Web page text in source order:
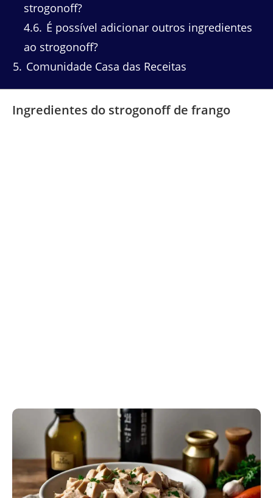
strogonoff?
4.6 É possível adicionar outros ingredientes
ao strogonoff?
5 Comunidade Casa das Receitas
Ingredientes do strogonoff de frango